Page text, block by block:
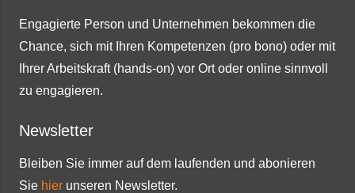
Engagierte Person und Unternehmen bekommen die
Chance, sich mit Ihren Kompetenzen (pro bono) oder mit
Ihrer Arbeitskraft (hands-on) vor Ort oder online sinnvoll
zu engagieren.
Newsletter
Bleiben Sie immer auf dem laufenden und abonieren
Sie hier unseren Newsletter.